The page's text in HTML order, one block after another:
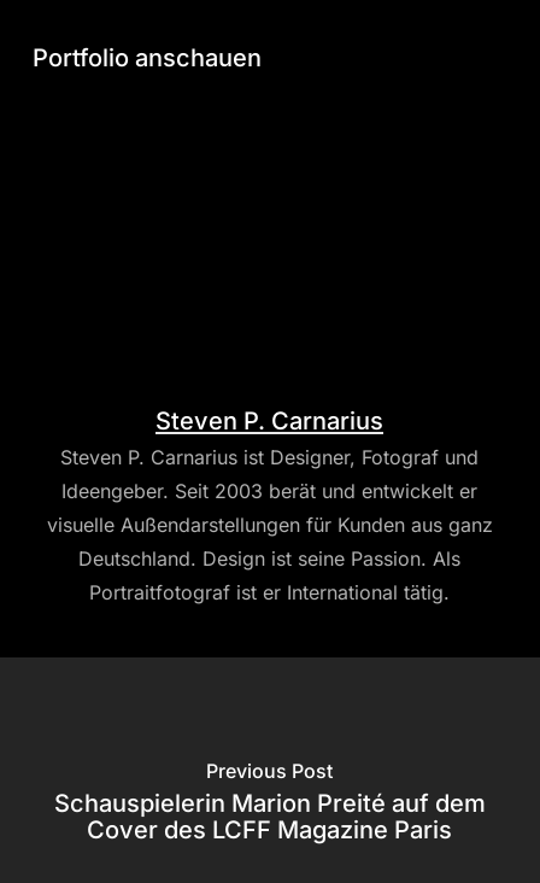
Portfolioanschauen
Steven P. Carnarius
Steven P. Carnarius ist Designer, Fotograf und
Ideengeber. Seit 2003 berät und entwickelt er
visuelle Außendarstellungen für Kunden aus ganz
Deutschland. Design ist seine Passion. Als
Portraitfotograf ist er International tätig.
Previous Post
Schauspielerin Marion Preité auf dem
Cover des LCFF Magazine Paris